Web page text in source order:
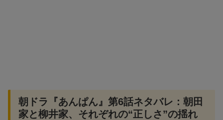
朝ドラ『あんぱん』第6話ネタバレ：朝田
家と柳井家、それぞれの“正しさ”の揺れ